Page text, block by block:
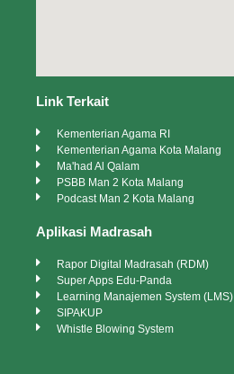
Link Terkait
Kementerian Agama RI
Kementerian Agama Kota Malang
Ma'had Al Qalam
PSBB Man 2 Kota Malang
Podcast Man 2 Kota Malang
Aplikasi Madrasah
Rapor Digital Madrasah (RDM)
Super Apps Edu-Panda
Learning Manajemen System (LMS)
SIPAKUP
Whistle Blowing System